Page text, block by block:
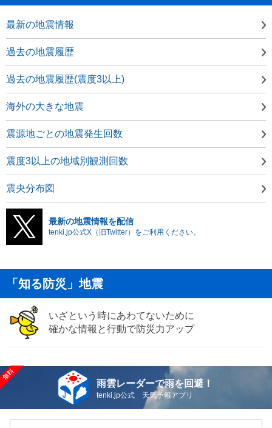
最新の地震情報
過去の地震履歴
過去の地震履歴(震度3以上)
海外の大きな地震
震源地ごとの地震発生回数
震度3以上の地域別観測回数
震央分布図
最新の地震情報を配信
tenki.jp公式X（旧Twitter）をご利用ください。
「知る防災」地震
いざという時にあわてないために
確かな情報と行動で防災力アップ
雨雲レーダーで雨を回避！
tenki.jp公式 天気予報アプリ